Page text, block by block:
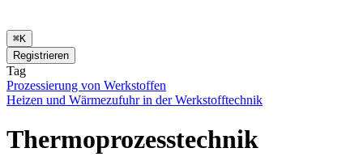
⌘K
Registrieren
Tag
Prozessierung von Werkstoffen
Heizen und Wärmezufuhr in der Werkstofftechnik
Thermoprozesstechnik